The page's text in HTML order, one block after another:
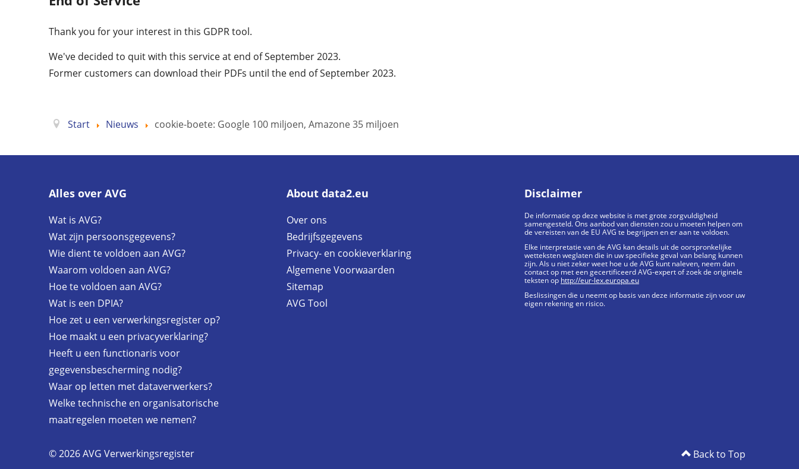
Thank you for your interest in this GDPR tool.
We've decided to quit with this service at end of September 2023.
Former customers can download their PDFs until the end of September 2023.
Start Nieuws cookie-boete: Google 100 miljoen, Amazone 35 miljoen
Alles over AVG
Wat is AVG?
Wat zijn persoonsgegevens?
Wie dient te voldoen aan AVG?
Waarom voldoen aan AVG?
Hoe te voldoen aan AVG?
Wat is een DPIA?
Hoe zet u een verwerkingsregister op?
Hoe maakt u een privacyverklaring?
Heeft u een functionaris voor
gegevensbescherming nodig?
Waar op letten met dataverwerkers?
Welke technische en organisatorische
maatregelen moeten we nemen?
About data2.eu
Over ons
Bedrijfsgegevens
Privacy- en cookieverklaring
Algemene Voorwaarden
Sitemap
AVG Tool
Disclaimer
De informatie op deze website is met grote zorgvuldigheid
samengesteld. Ons aanbod van diensten zou u moeten helpen om
de vereisten van de EU AVG te begrijpen en er aan te voldoen.
Elke interpretatie van de AVG kan details uit de oorspronkelijke
wetteksten weglaten die in uw specifieke geval van belang kunnen
zijn. Als u niet zeker weet hoe u de AVG kunt naleven, neem dan
contact op met een gecertificeerd AVG-expert of zoek de originele
teksten op http://eur-lex.europa.eu
Beslissingen die u neemt op basis van deze informatie zijn voor uw
eigen rekening en risico.
Back to Top
© 2026 AVG Verwerkingsregister